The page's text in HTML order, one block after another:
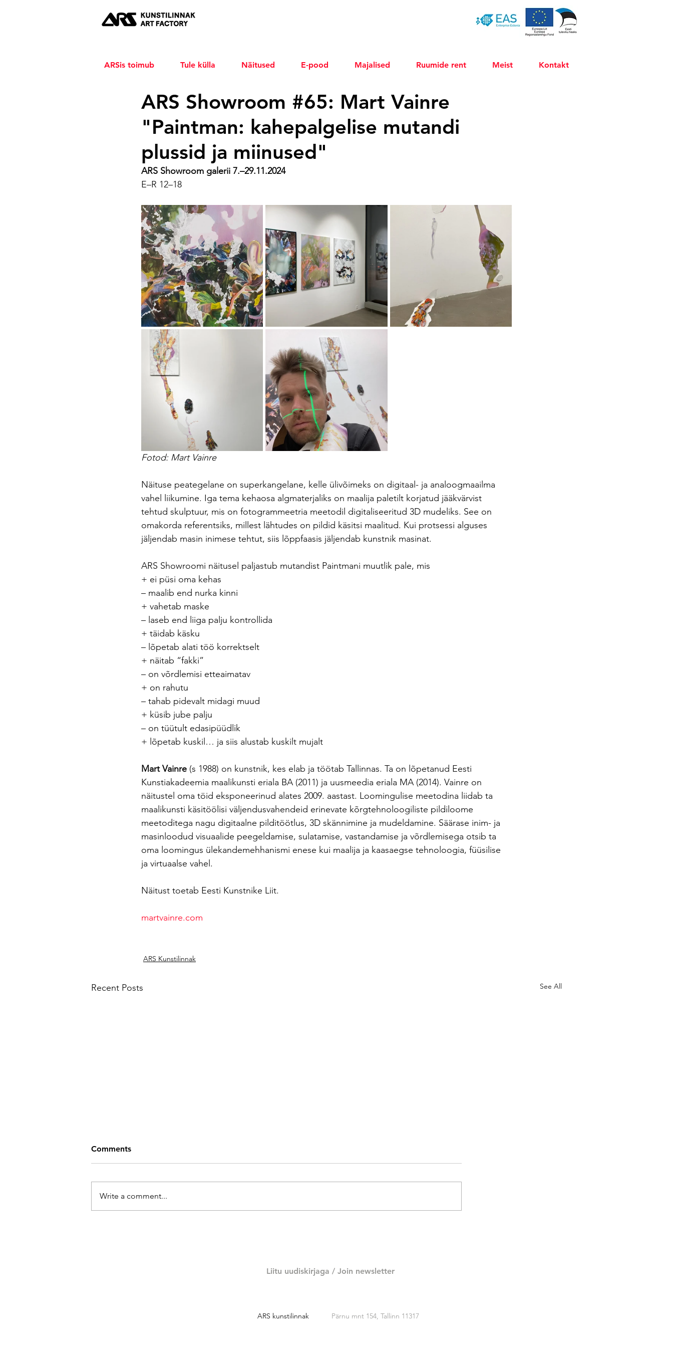
ARSis toimub Tule külla Näitused E-pood Majalised Ruumide rent Meist Kontakt
ARS Showroom #65: Mart Vainre
"Paintman: kahepalgelise mutandi
plussid ja miinused"
ARS Showroom galerii 7.–29.11.2024
E–R 12–18
Fotod: Mart Vainre
Näituse peategelane on superkangelane, kelle ülivõimeks on digitaal- ja analoogmaailma
vahel liikumine. Iga tema kehaosa algmaterjaliks on maalija paletilt korjatud jääkvärvist
tehtud skulptuur, mis on fotogrammeetria meetodil digitaliseeritud 3D mudeliks. See on
omakorda referentsiks, millest lähtudes on pildid käsitsi maalitud. Kui protsessi alguses
jäljendab masin inimese tehtut, siis lõppfaasis jäljendab kunstnik masinat.
ARS Showroomi näitusel paljastub mutandist Paintmani muutlik pale, mis
+ ei püsi oma kehas
– maalib end nurka kinni
+ vahetab maske
– laseb end liiga palju kontrollida
+ täidab käsku
– lõpetab alati töö korrektselt
+ näitab “fakki”
– on võrdlemisi etteaimatav
+ on rahutu
– tahab pidevalt midagi muud
+ küsib jube palju
– on tüütult edasipüüdlik
+ lõpetab kuskil… ja siis alustab kuskilt mujalt
Mart Vainre (s 1988) on kunstnik, kes elab ja töötab Tallinnas. Ta on lõpetanud Eesti
Kunstiakadeemia maalikunsti eriala BA (2011) ja uusmeedia eriala MA (2014). Vainre on
näitustel oma töid eksponeerinud alates 2009. aastast. Loomingulise meetodina liidab ta
maalikunsti käsitöölisi väljendusvahendeid erinevate kõrgtehnoloogiliste pildiloome
meetoditega nagu digitaalne pilditöötlus, 3D skännimine ja mudeldamine. Säärase inim- ja
masinloodud visuaalide peegeldamise, sulatamise, vastandamise ja võrdlemisega otsib ta
oma loomingus ülekandemehhanismi enese kui maalija ja kaasaegse tehnoloogia, füüsilise
ja virtuaalse vahel.
Näitust toetab Eesti Kunstnike Liit.
martvainre.com
ARS Kunstilinnak
Recent Posts See All
Comments
Write a comment...
Liitu uudiskirjaga / Join newsletter
ARS kunstilinnak Pärnu mnt 154, Tallinn 11317